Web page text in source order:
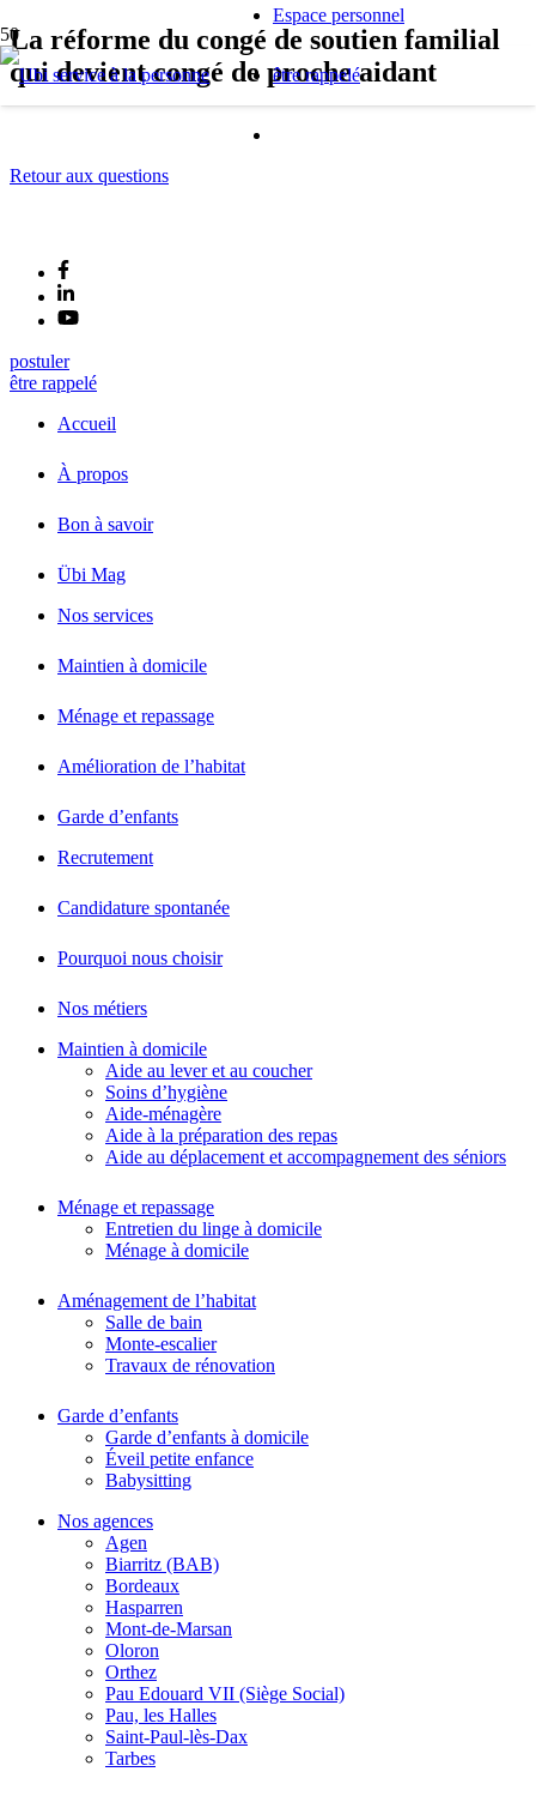
Espace personnel
être rappelé
La réforme du congé de soutien familial
qui devient congé de proche aidant
Retour aux questions
postuler
être rappelé
Accueil
À propos
Bon à savoir
Übi Mag
Nos services
Maintien à domicile
Ménage et repassage
Amélioration de l’habitat
Garde d’enfants
Recrutement
Candidature spontanée
Pourquoi nous choisir
Nos métiers
Maintien à domicile
Aide au lever et au coucher
Soins d’hygiène
Aide-ménagère
Aide à la préparation des repas
Aide au déplacement et accompagnement des séniors
Ménage et repassage
Entretien du linge à domicile
Ménage à domicile
Aménagement de l’habitat
Salle de bain
Monte-escalier
Travaux de rénovation
Garde d’enfants
Garde d’enfants à domicile
Éveil petite enfance
Babysitting
Nos agences
Agen
Biarritz (BAB)
Bordeaux
Hasparren
Mont-de-Marsan
Oloron
Orthez
Pau Edouard VII (Siège Social)
Pau, les Halles
Saint-Paul-lès-Dax
Tarbes